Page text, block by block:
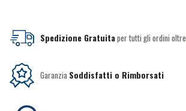
Spedizione Gratuitaper tutti gli ordini oltre
GaranziaSoddisfatti o Rimborsati